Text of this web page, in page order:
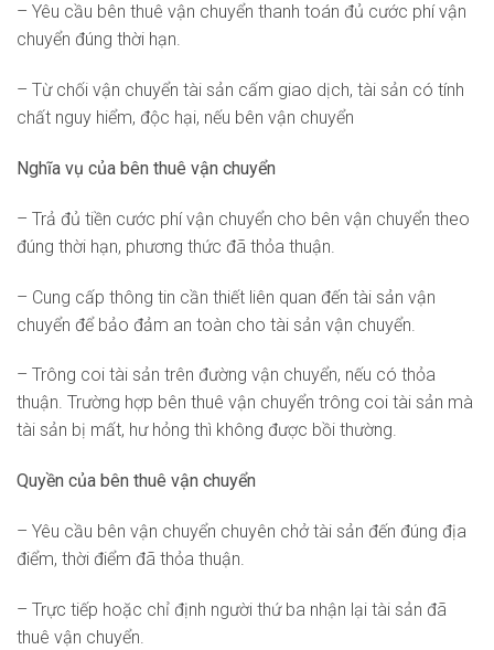
– Yêu cầu bên thuê vận chuyển thanh toán đủ cước phí vận
chuyển đúng thời hạn.
– Từ chối vận chuyển tài sản cấm giao dịch, tài sản có tính
chất nguy hiểm, độc hại, nếu bên vận chuyển
Nghĩa vụ của bên thuê vận chuyển
– Trả đủ tiền cước phí vận chuyển cho bên vận chuyển theo
đúng thời hạn, phương thức đã thỏa thuận.
– Cung cấp thông tin cần thiết liên quan đến tài sản vận
chuyển để bảo đảm an toàn cho tài sản vận chuyển.
– Trông coi tài sản trên đường vận chuyển, nếu có thỏa
thuận. Trường hợp bên thuê vận chuyển trông coi tài sản mà
tài sản bị mất, hư hỏng thì không được bồi thường.
Quyền của bên thuê vận chuyển
– Yêu cầu bên vận chuyển chuyên chở tài sản đến đúng địa
điểm, thời điểm đã thỏa thuận.
– Trực tiếp hoặc chỉ định người thứ ba nhận lại tài sản đã
thuê vận chuyển.